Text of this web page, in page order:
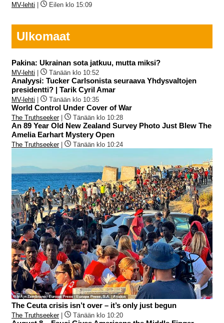
MV-lehti Eilen klo 15:09
Ulkomaat
Pakina: Ukrainan sota jatkuu, mutta miksi?
MV-lehti Tänään klo 10:52
Analyysi: Tucker Carlsonista seuraava Yhdysvaltojen
presidentti? | Tarik Cyril Amar
MV-lehti Tänään klo 10:35
World Control Under Cover of War
The Truthseeker| Tänään klo 10:28
An 89 Year Old New Zealand Survey Photo Just Blew The
Amelia Earhart Mystery Open
The Truthseeker| Tänään klo 10:24
The Ceuta crisis isn’t over – it’s only just begun
The Truthseeker| Tänään klo 10:20